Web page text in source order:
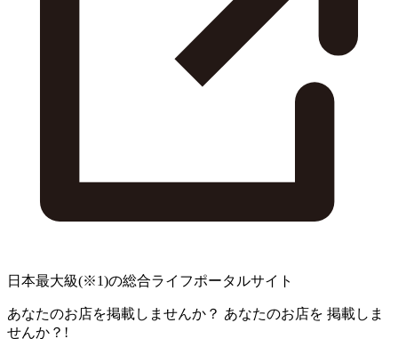
日本最大級(※1)の総合ライフポータルサイト
あなたのお店を掲載しませんか？ あなたのお店を 掲載しま
せんか？!